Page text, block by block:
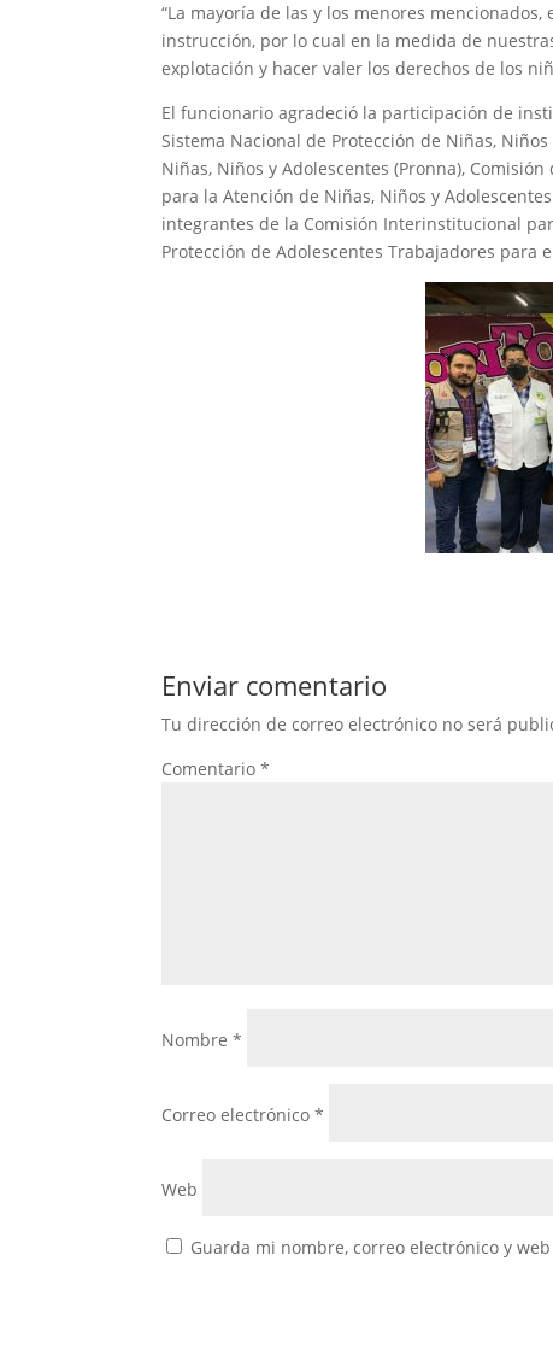
“La mayoría de las y los menores
instrucción, por lo cual en la medida de
explotación y hacer valer los derechos de los
El funcionario agradeció la participación de
Sistema Nacional de Protección de Niñas,
Niñas, Niños y Adolescentes (Pronna),
para la Atención de Niñas, Niños y
integrantes de la Comisión Interinstitucional
Protección de Adolescentes Trabajadores para
Enviar comentario
Tu dirección de correo electrónico no será
Comentario*
Nombre*
Correo electrónico*
Web
Guarda mi nombre, correo electrónico y